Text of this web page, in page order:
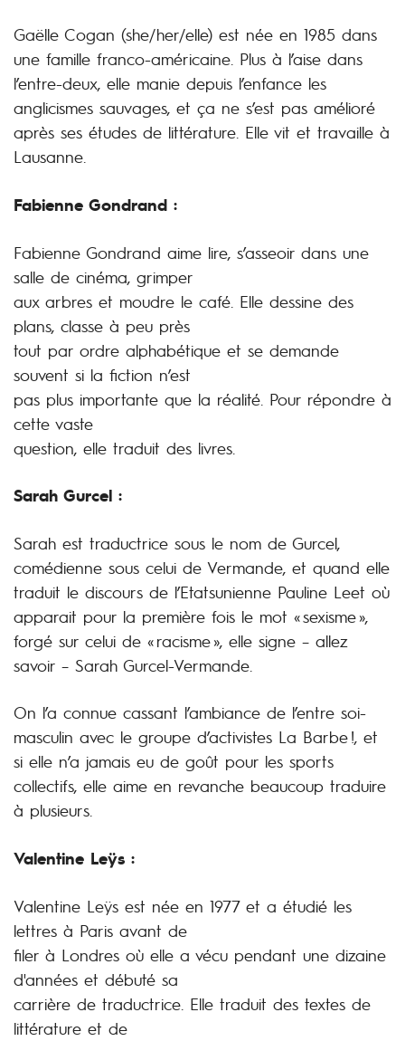
Gaëlle Cogan (she/her/elle) est née en 1985 dans
une famille franco-américaine. Plus à l’aise dans
l’entre-deux, elle manie depuis l’enfance les
anglicismes sauvages, et ça ne s’est pas amélioré
après ses études de littérature. Elle vit et travaille à
Lausanne.
Fabienne Gondrand :
Fabienne Gondrand aime lire, s’asseoir dans une
salle de cinéma, grimper
aux arbres et moudre le café. Elle dessine des
plans, classe à peu près
tout par ordre alphabétique et se demande
souvent si la fiction n’est
pas plus importante que la réalité. Pour répondre à
cette vaste
question, elle traduit des livres.
Sarah Gurcel :
Sarah est traductrice sous le nom de Gurcel,
comédienne sous celui de Vermande, et quand elle
traduit le discours de l’Etatsunienne Pauline Leet où
apparait pour la première fois le mot « sexisme »,
forgé sur celui de « racisme », elle signe – allez
savoir – Sarah Gurcel-Vermande.
On l’a connue cassant l’ambiance de l’entre soi-
masculin avec le groupe d’activistes La Barbe !, et
si elle n’a jamais eu de goût pour les sports
collectifs, elle aime en revanche beaucoup traduire
à plusieurs.
Valentine Leÿs :
Valentine Leÿs est née en 1977 et a étudié les
lettres à Paris avant de
filer à Londres où elle a vécu pendant une dizaine
d'années et débuté sa
carrière de traductrice. Elle traduit des textes de
littérature et de